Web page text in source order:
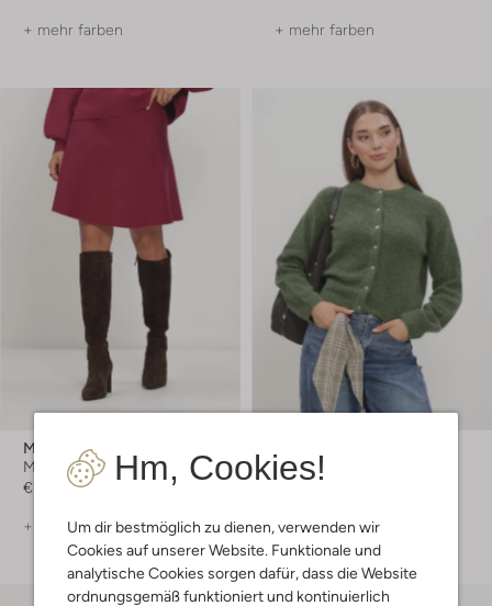
Hm, Cookies!
Um dir bestmöglich zu dienen, verwenden wir
Cookies auf unserer Website. Funktionale und
analytische Cookies sorgen dafür, dass die Website
ordnungsgemäß funktioniert und kontinuierlich
+ mehr farben + mehr farben
Msch Copenhagen
Minirock
€ 49,99
+ mehr farben
Cardigans
+ mehr farben